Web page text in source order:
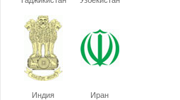
Индия Иран